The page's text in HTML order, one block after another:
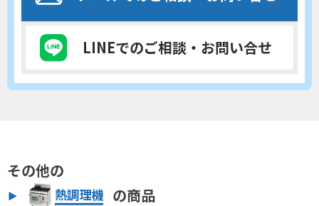
LINEでのご相談 ・お問い合せ
その他の
熱調理機 の商品